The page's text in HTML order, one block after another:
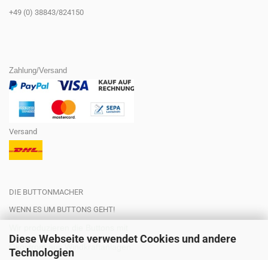
Diese Webseite verwendet Cookies und andere
Technologien
+49 (0) 38843/824150
Zahlung/Versand
Versand
DIE BUTTONMACHER
WENN ES UM BUTTONS GEHT!
Ökostrom aus Windkraftanlagen.